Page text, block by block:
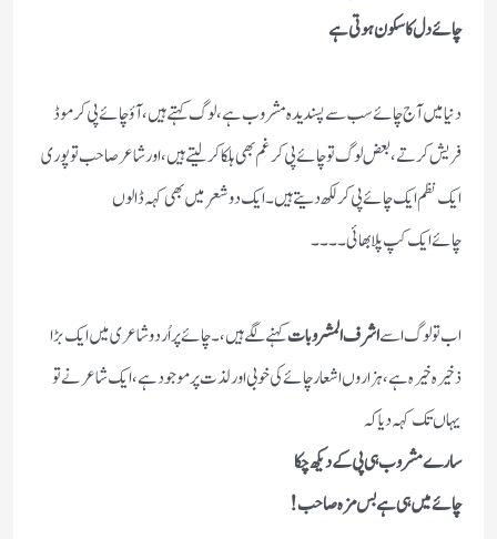
چائے دل کا سکون ہوتی ہے
دنیا میں آج چائے سب سے پسندیدہ مشروب ہے، لوگ کہتے ہیں، آؤ چائے پی کر موڈ
فریش کرتے، بعض لوگ تو چائے پی کر غم بھی ہلکا کرلیتے ہیں، اور شاعر صاحب تو پوری
ایک نظم ایک چائے پی کر لکھ دیتے ہیں۔ ایک دو شعر میں بھی کہہ ڈالوں
چائے ایک کپ پلا بھائی۔۔۔۔
اب تو لوگ اسےاشرف المشروباتکہنے لگے ہیں ، ۔ چائے پر اُردو شاعری میں ایک بڑا
ذخیرہ خیرہ ہے ،ہزاروں اشعار چائے کی خوبی اور لذت پر موجود ہے ، ایک شاعر نے تو
یہاں تک کہہ دیا کہ
سارے مشروب ہی پی کے دیکھ چکا
چائے میں ہی ہے بس مزہ صاحب !